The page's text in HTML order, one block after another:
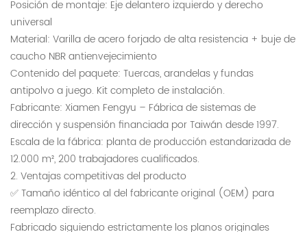
Posición de montaje: Eje delantero izquierdo y derecho
universal
Material: Varilla de acero forjado de alta resistencia + buje de
caucho NBR antienvejecimiento
Contenido del paquete: Tuercas, arandelas y fundas
antipolvo a juego. Kit completo de instalación.
Fabricante: Xiamen Fengyu – Fábrica de sistemas de
dirección y suspensión financiada por Taiwán desde 1997.
Escala de la fábrica: planta de producción estandarizada de
12.000 m², 200 trabajadores cualificados.
2. Ventajas competitivas del producto
✅ Tamaño idéntico al del fabricante original (OEM) para
reemplazo directo.
Fabricado siguiendo estrictamente los planos originales